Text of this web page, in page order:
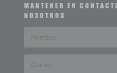
MANTENER EN
NOSOTROS